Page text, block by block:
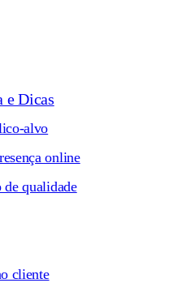
e Dicas
alvo
online
de qualidade
cliente